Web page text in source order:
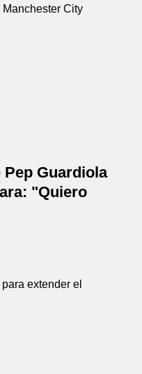
Guardiola
"Quiero